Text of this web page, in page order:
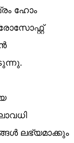
ഹോം
ലഭ്യമാക്കും